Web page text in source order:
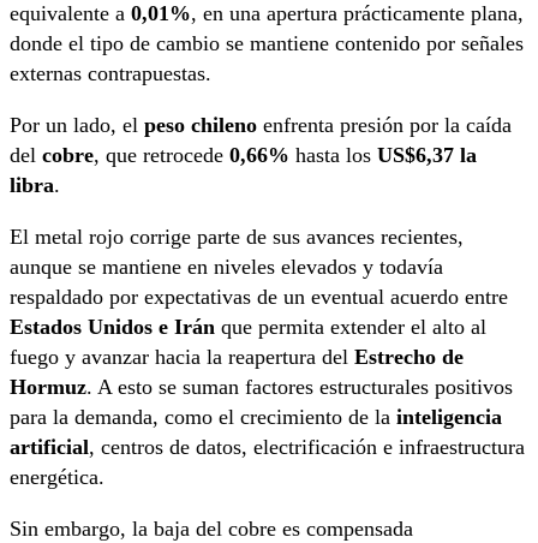
equivalente a 0,01%, en una apertura prácticamente plana,
donde el tipo de cambio se mantiene contenido por señales
externas contrapuestas.
Por un lado, el peso chileno enfrenta presión por la caída
del cobre, que retrocede 0,66% hasta los US$6,37 la
libra.
El metal rojo corrige parte de sus avances recientes,
aunque se mantiene en niveles elevados y todavía
respaldado por expectativas de un eventual acuerdo entre
Estados Unidos e Irán que permita extender el alto al
fuego y avanzar hacia la reapertura del Estrecho de
Hormuz. A esto se suman factores estructurales positivos
para la demanda, como el crecimiento de la inteligencia
artificial, centros de datos, electrificación e infraestructura
energética.
Sin embargo, la baja del cobre es compensada